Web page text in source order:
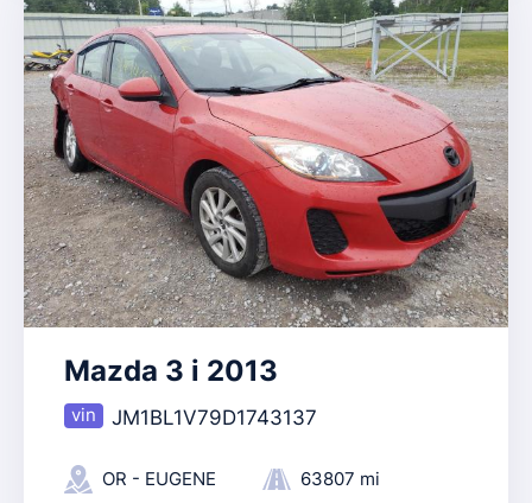
Mazda 3 i 2013
JM1BL1V79D1743137
OR - EUGENE
63807 mi